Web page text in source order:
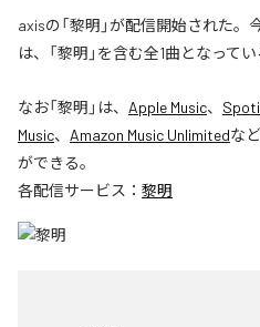
axisの「黎明」が配信開始された
は、「黎明」を含む全1曲となってい
なお「黎明 」は、 Apple Music、
Music、 Amazon Music Unlimitedな
ができる。
各配信サービス： 黎明